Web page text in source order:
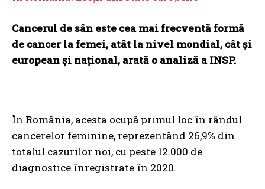
Cancerul de sân este cea mai frecventă formă
de cancer la femei, atât la nivel mondial, cât și
european și național, arată o analiză a INSP.
În România, acesta ocupă primul loc în rândul
cancerelor feminine, reprezentând 26,9% din
totalul cazurilor noi, cu peste 12.000 de
diagnostice înregistrate în 2020.